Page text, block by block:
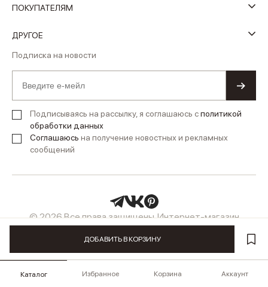
Каталог Избранное Корзина Аккаунт
ДОБАВИТЬ В КОРЗИНУ
ПОКУПАТЕЛЯМ
ДРУГОЕ
Подписка на новости
Подписываясь на рассылку, я соглашаюсь сполитикой
обработки данных
Соглашаюсь на получение новостных и рекламных
сообщений
© 2026 Все права защищены. Интернет-магазин
женской одежды LUSIO